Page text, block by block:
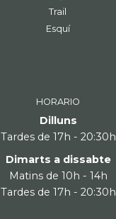
Trail
Esquí
HORARIO
Dilluns
Tardes de 17h - 20:30h
Dimarts a dissabte
Matins de 10h - 14h
Tardes de 17h - 20:30h